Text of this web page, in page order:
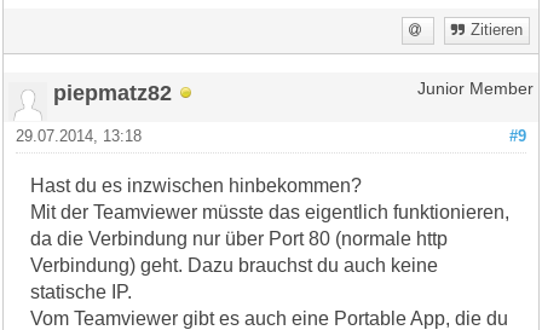
Zitieren
piepmatz82 Junior Member
#9
29.07.2014, 13:18
Hast du es inzwischen hinbekommen?
Mit der Teamviewer müsste das eigentlich funktionieren,
da die Verbindung nur über Port 80 (normale http
Verbindung) geht. Dazu brauchst du auch keine
statische IP.
Vom Teamviewer gibt es auch eine Portable App, die du